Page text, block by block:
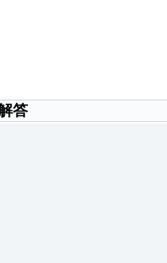
答